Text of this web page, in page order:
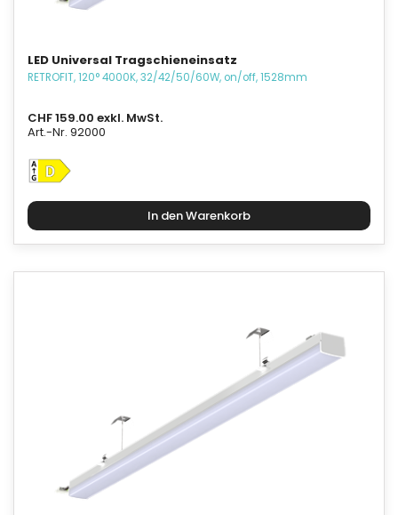
LED Universal Tragschieneinsatz
RETROFIT, 120° 4000K, 32/42/50/60W, on/off, 1528mm
CHF 159.00 exkl. MwSt.
Art.-Nr. 92000